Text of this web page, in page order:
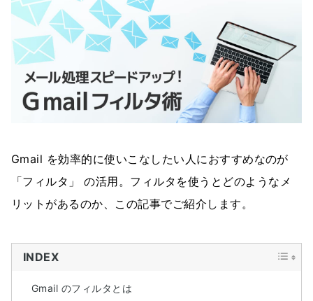
Gmail を効率的に使いこなしたい人におすすめなのが
「フィルタ」 の活用。フィルタを使うとどのようなメ
リットがあるのか、この記事でご紹介します。
INDEX
Gmail のフィルタとは